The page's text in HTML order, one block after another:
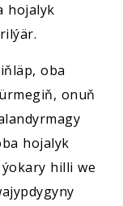
hojalyk
oba
onuň
hojalyk
hilli we